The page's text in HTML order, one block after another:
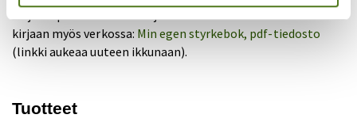
Kirja on pehmeäkantinen ja siinä on 20 sivua. Voit tutustua
kirjaan myös verkossa: Min egen styrkebok, pdf-tiedosto
(linkki aukeaa uuteen ikkunaan).
Tuotteet